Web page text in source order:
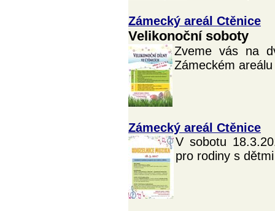
Zámecký areál Ctěnice
Velikonoční soboty
Zveme vás na
Zámeckém
Zámecký areál Ctěnice
V sobotu
pro rodiny s